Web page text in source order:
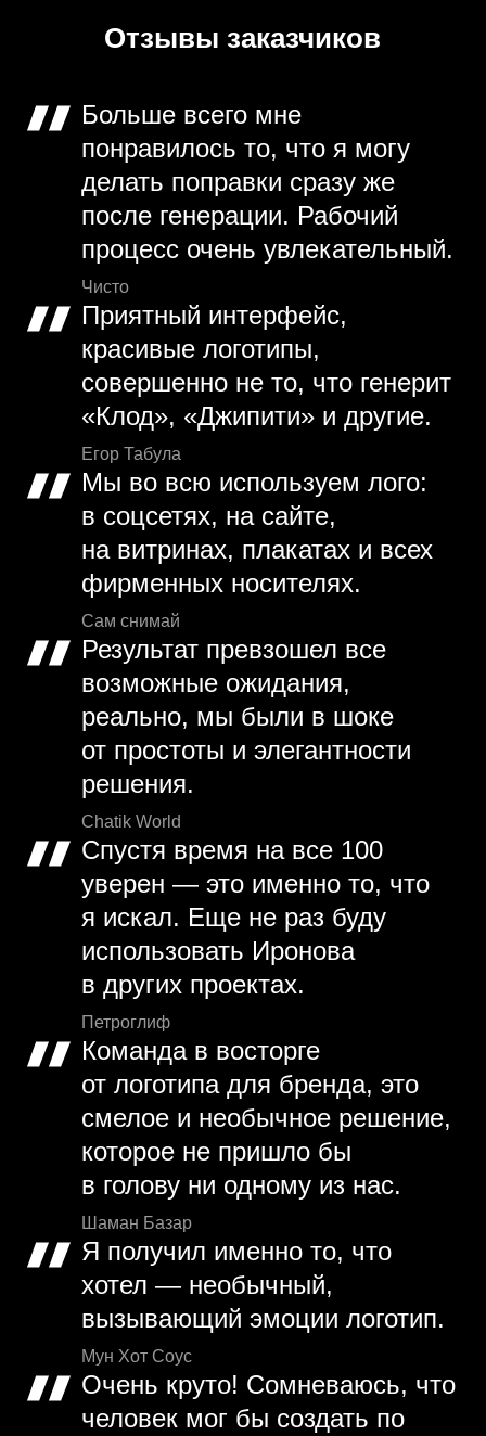
Отзывы заказчиков
Больше всего мне
понравилось то, что я могу
делать поправки сразу же
после генерации. Рабочий
процесс очень увлекательный.
Чисто
Приятный интерфейс,
красивые логотипы,
совершенно не то, что генерит
«Клод», «Джипити» и другие.
Егор Табула
Мы во всю используем лого:
в соцсетях, на сайте,
на витринах, плакатах и всех
фирменных носителях.
Сам снимай
Результат превзошел все
возможные ожидания,
реально, мы были в шоке
от простоты и элегантности
решения.
Chatik World
Спустя время на все 100
уверен — это именно то, что
я искал. Еще не раз буду
использовать Иронова
в других проектах.
Петроглиф
Команда в восторге
от логотипа для бренда, это
смелое и необычное решение,
которое не пришло бы
в голову ни одному из нас.
Шаман Базар
Я получил именно то, что
хотел — необычный,
вызывающий эмоции логотип.
Мун Хот Соус
Очень круто! Сомневаюсь, что
человек мог бы создать по